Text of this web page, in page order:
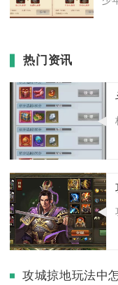
热门资讯
攻城掠地玩法中